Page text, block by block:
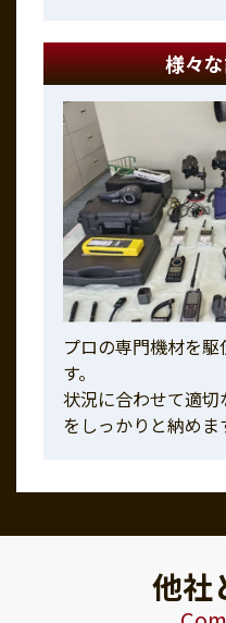
様々
プロの専門機材を
す。
状況に合わせて適
をしっかりと納めま
他社